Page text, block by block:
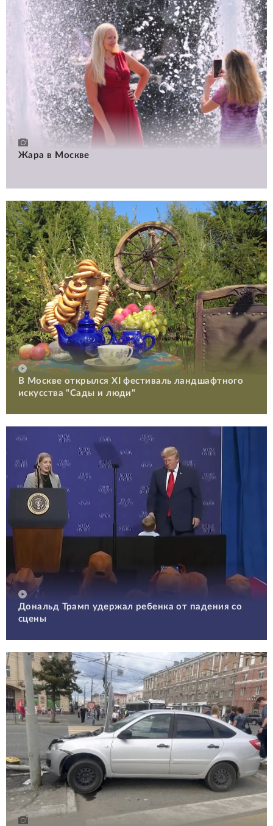
Жара в Москве
В Москве открылся XI фестиваль ландшафтного
искусства "Сады и люди"
Дональд Трамп удержал ребенка от падения со
сцены